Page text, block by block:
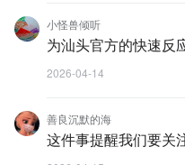
小怪兽倾听
为汕头官方的快速反
2026-04-14
善良沉默的海
这件事提醒我们要关